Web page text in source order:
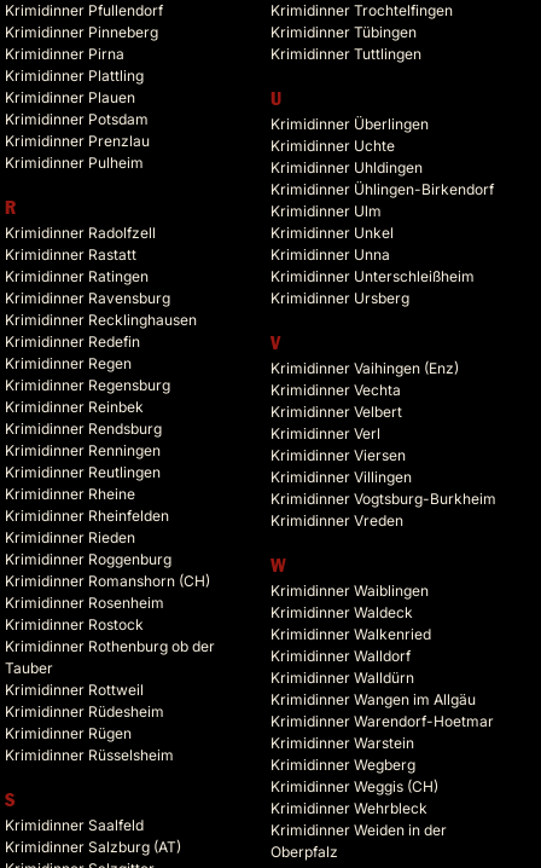
Krimidinner Pfullendorf
Krimidinner Pinneberg
Krimidinner Pirna
Krimidinner Plattling
Krimidinner Plauen
Krimidinner Potsdam
Krimidinner Prenzlau
Krimidinner Pulheim
R
Krimidinner Radolfzell
Krimidinner Rastatt
Krimidinner Ratingen
Krimidinner Ravensburg
Krimidinner Recklinghausen
Krimidinner Redefin
Krimidinner Regen
Krimidinner Regensburg
Krimidinner Reinbek
Krimidinner Rendsburg
Krimidinner Renningen
Krimidinner Reutlingen
Krimidinner Rheine
Krimidinner Rheinfelden
Krimidinner Rieden
Krimidinner Roggenburg
Krimidinner Romanshorn (CH)
Krimidinner Rosenheim
Krimidinner Rostock
Krimidinner Rothenburg ob der
Tauber
Krimidinner Rottweil
Krimidinner Rüdesheim
Krimidinner Rügen
Krimidinner Rüsselsheim
S
Krimidinner Saalfeld
Krimidinner Salzburg (AT)
Krimidinner Trochtelfingen
Krimidinner Tübingen
Krimidinner Tuttlingen
U
Krimidinner Überlingen
Krimidinner Uchte
Krimidinner Uhldingen
Krimidinner Ühlingen-Birkendorf
Krimidinner Ulm
Krimidinner Unkel
Krimidinner Unna
Krimidinner Unterschleißheim
Krimidinner Ursberg
V
Krimidinner Vaihingen (Enz)
Krimidinner Vechta
Krimidinner Velbert
Krimidinner Verl
Krimidinner Viersen
Krimidinner Villingen
Krimidinner Vogtsburg-Burkheim
Krimidinner Vreden
W
Krimidinner Waiblingen
Krimidinner Waldeck
Krimidinner Walkenried
Krimidinner Walldorf
Krimidinner Walldürn
Krimidinner Wangen im Allgäu
Krimidinner Warendorf-Hoetmar
Krimidinner Warstein
Krimidinner Wegberg
Krimidinner Weggis (CH)
Krimidinner Wehrbleck
Krimidinner Weiden in der
Oberpfalz